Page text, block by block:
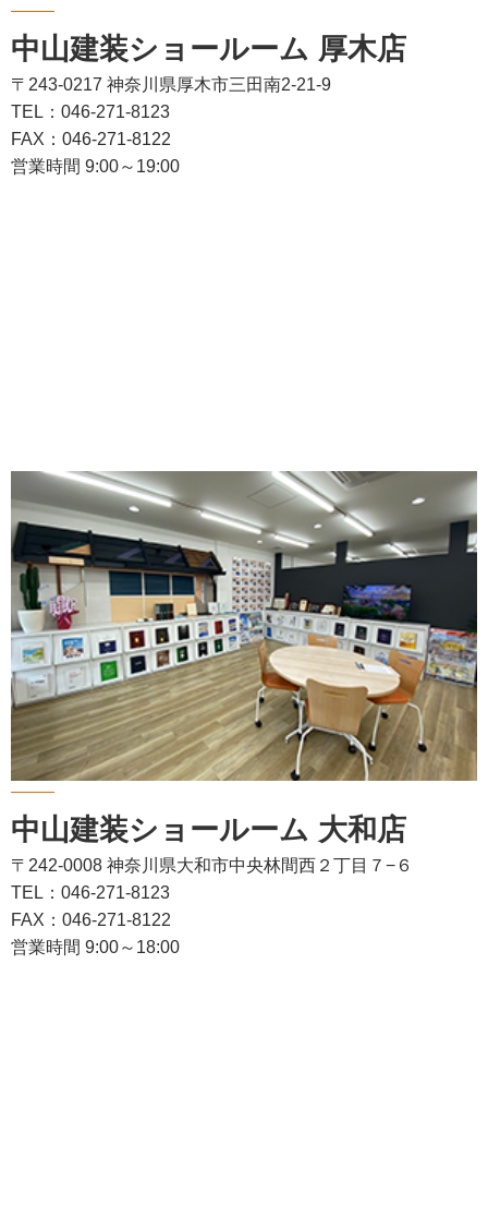
中山建装ショールーム 厚木店
〒243-0217 神奈川県厚木市三田南2-21-9
TEL：046-271-8123
FAX：046-271-8122
営業時間 9:00～19:00
中山建装ショールーム 大和店
〒242-0008 神奈川県大和市中央林間西２丁目７−６
TEL：046-271-8123
FAX：046-271-8122
営業時間 9:00～18:00